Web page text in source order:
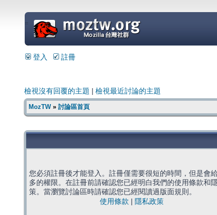
=
登入 註冊
檢視沒有回覆的主題 檢視最近討論的主題
MozTW» 討論區首頁
您必須註冊後才能登入。註冊僅需要很短的時間，但是會
多的權限。在註冊前請確認您已經明白我們的使用條款和
策。當瀏覽討論區時請確認您已經閱讀過版面規則。
使用條款
隱私政策